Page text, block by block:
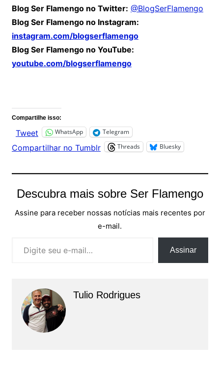
Blog Ser Flamengo no Twitter: @BlogSerFlamengo
Blog Ser Flamengo no Instagram:
instagram.com/blogserflamengo
Blog Ser Flamengo no YouTube:
youtube.com/blogserflamengo
Compartilhe isso:
Tweet WhatsApp Telegram
Compartilhar no Tumblr Threads Bluesky
Descubra mais sobre Ser Flamengo
Assine para receber nossas notícias mais recentes por
e-mail.
Assinar
Tulio Rodrigues